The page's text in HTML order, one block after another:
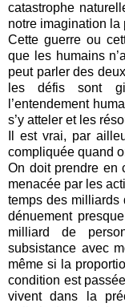
catastrophe
notre imagination la
Cette guerre ou
que les humains
peut parler des
les défis sont
l’entendement
s’y atteler et les
Il est vrai, par
compliquée quand
On doit prendre en
menacée par les
temps des milliards
dénuement
milliard de
subsistance avec
même si la
condition est
vivent dans la